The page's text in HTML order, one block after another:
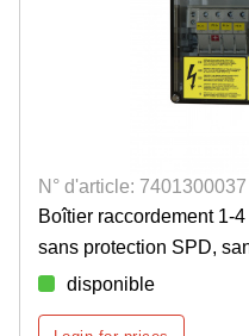
N° d'article: 7401300037
Boîtier raccordement 1-
sans protection SPD,
disponible